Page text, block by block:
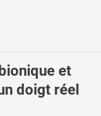
et
doigt réel